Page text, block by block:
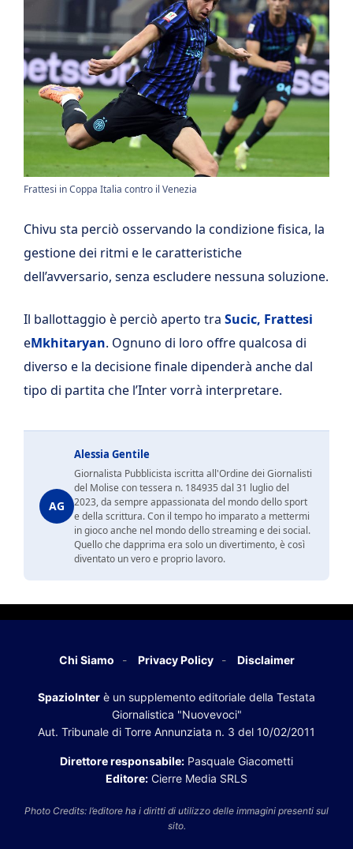
Frattesi in Coppa Italia contro il Venezia
Chivu sta perciò osservando la condizione fisica, la
gestione dei ritmi e le caratteristiche
dell’avversario, senza escludere nessuna soluzione.
Il ballottaggio è perciò aperto tra Sucic, Frattesi
eMkhitaryan. Ognuno di loro offre qualcosa di
diverso e la decisione finale dipenderà anche dal
tipo di partita che l’Inter vorrà interpretare.
AG
Alessia Gentile
Giornalista Pubblicista iscritta all'Ordine dei Giornalisti
del Molise con tessera n. 184935 dal 31 luglio del
2023, da sempre appassionata del mondo dello sport
e della scrittura. Con il tempo ho imparato a mettermi
in gioco anche nel mondo dello streaming e dei social.
Quello che dapprima era solo un divertimento, è così
diventato un vero e proprio lavoro.
Chi Siamo Privacy Policy Disclaimer
SpazioInter è un supplemento editoriale della Testata
Giornalistica "Nuovevoci"
Aut. Tribunale di Torre Annunziata n. 3 del 10/02/2011
Direttore responsabile: Pasquale Giacometti
Editore: Cierre Media SRLS
Photo Credits: l’editore ha i diritti di utilizzo delle immagini presenti sul
sito.